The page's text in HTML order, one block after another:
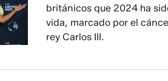
británicos que 2024 ha
vida, marcado por el
rey Carlos III.